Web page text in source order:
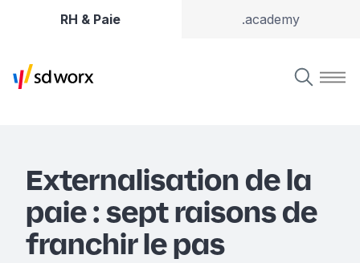
RH & Paie .academy
Externalisation de la
paie : sept raisons de
franchir le pas